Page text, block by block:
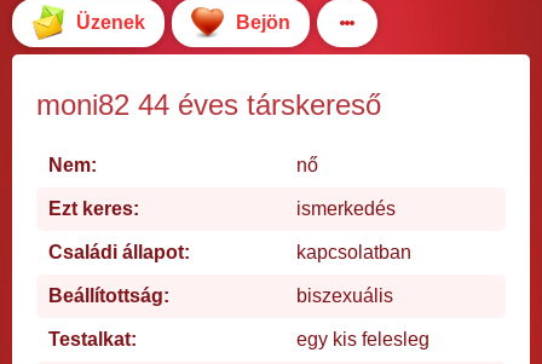
Üzenek Bejön
moni82 44 éves társkereső
Nem: nő
Ezt keres: ismerkedés
Családi állapot: kapcsolatban
Beállítottság: biszexuális
Testalkat: egy kis felesleg